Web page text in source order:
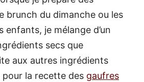
brunch du dimanche ou les
enfants, je mélange d’un
secs que
aux autres ingrédients
pour la recette des gaufres